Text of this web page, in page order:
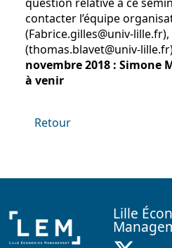
contacter l’équipe
(Fabrice.gilles@univ-lille.fr),
(thomas.blavet@univ-
novembre 2018 : Simone
à venir
Retour
Lille